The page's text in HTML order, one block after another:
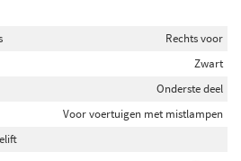
Rechts voor
Zwart
Onderste deel
Voor voertuigen met mistlampen